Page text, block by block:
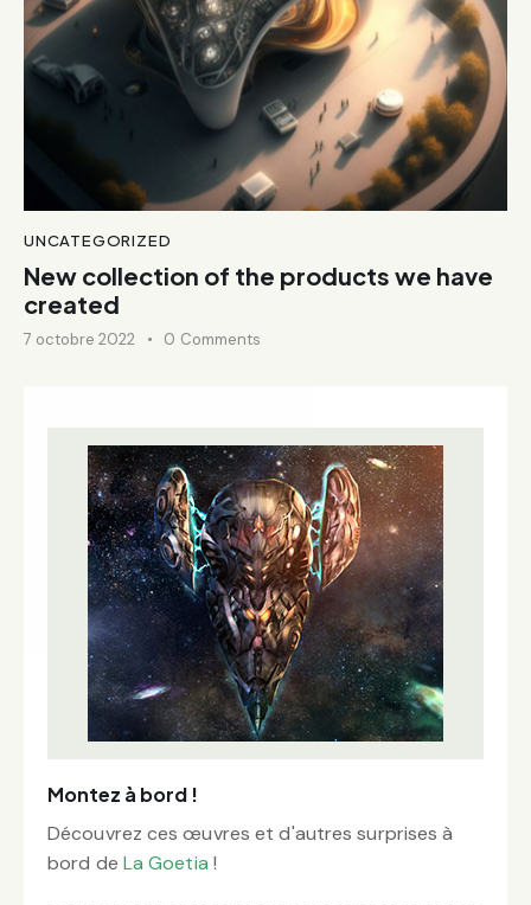
UNCATEGORIZED
New collection of the products we have
created
7 octobre 2022 0 Comments
Montez à bord !
Découvrez ces œuvres et d'autres surprises à
bord de La Goetia !